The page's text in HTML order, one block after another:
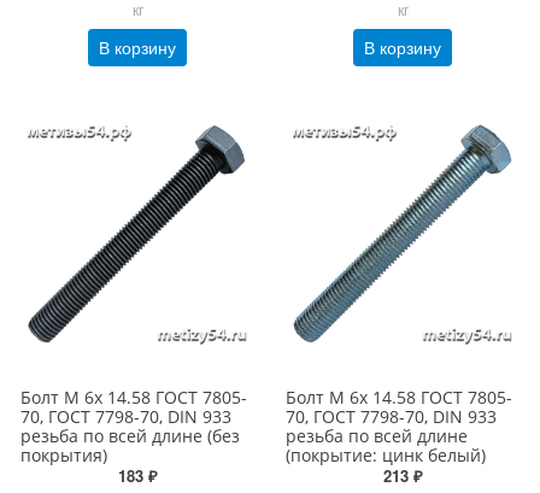
кг
В корзину
кг
В корзину
Болт М 6х 14.58 ГОСТ 7805-
70, ГОСТ 7798-70, DIN 933
резьба по всей длине (без
покрытия)
183 ₽
Болт М 6х 14.58 ГОСТ 7805-
70, ГОСТ 7798-70, DIN 933
резьба по всей длине
(покрытие: цинк белый)
213 ₽